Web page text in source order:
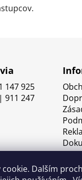
Dalším
147 925
911 247